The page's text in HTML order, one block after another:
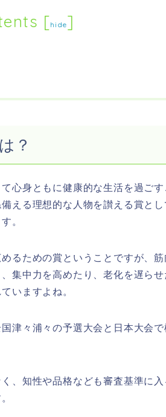
[hide]
？
心身ともに健康的な生活を過ご
える理想的な人物を讃える賞と
。
るための賞ということですが、
集中力を高めたり、老化を遅ら
いますよね。
津々浦々の予選大会と日本大会
、知性や品格なども審査基準に